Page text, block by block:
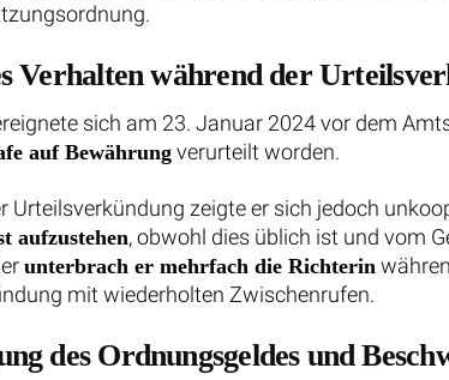
Verhalten während der
sich am 23. Januar 2024 vor dem
auf Bewährung verurteilt worden.
Urteilsverkündung zeigte er sich jedoch
aufzustehen, obwohl dies üblich ist und vom
unterbrach er mehrfach die Richterin
mit wiederholten Zwischenrufen.
des Ordnungsgeldes und